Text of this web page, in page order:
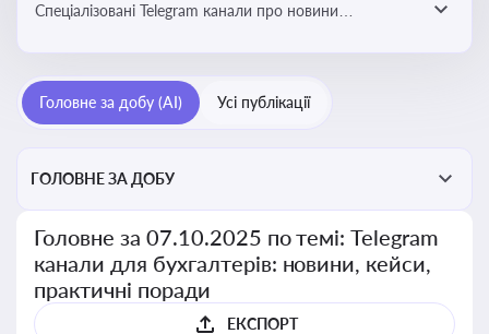
Спеціалізовані Telegram канали про новини
корисні лайфхаки для ведення бухгалтерії
Головне за добу (AI) Усі публікації
ГОЛОВНЕ ЗА ДОБУ
Головне за 07.10.2025 по темі: Telegram
канали для бухгалтерів: новини, кейси,
практичні поради
ЕКСПОРТ